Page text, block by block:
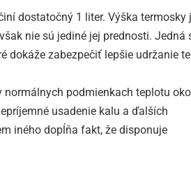
dostatočný 1 liter. Výška termosky
nie sú jediné jej prednosti. Jedná
dokáže zabezpečiť lepšie udržanie
normálnych podmienkach teplotu
usadenie kalu a ďalších
iného dopĺňa fakt, že disponuje